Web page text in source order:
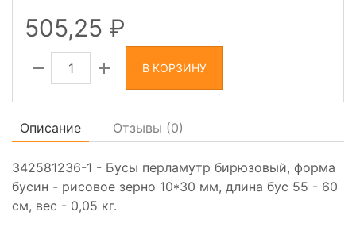
505,25
В КОРЗИНУ
Описание Отзывы (0)
342581236-1 - Бусы перламутр бирюзовый, форма
бусин - рисовое зерно 10*30 мм, длина бус 55 - 60
см, вес - 0,05 кг.